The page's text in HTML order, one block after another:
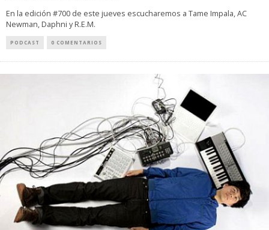
En la edición #700 de este jueves escucharemos a Tame Impala, AC
Newman, Daphni y R.E.M.
PODCAST 0 COMENTARIOS